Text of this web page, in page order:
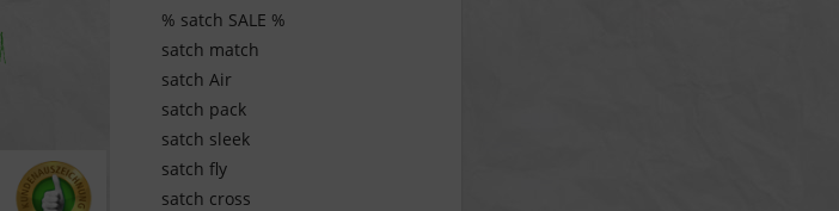
% satch SALE %
satch match
satch Air
satch pack
satch sleek
satch fly
satch cross